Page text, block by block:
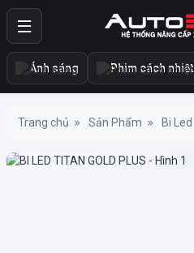
Ánh sáng Phim cách nhiệt
Trang chủ Sản Phẩm Bi Led